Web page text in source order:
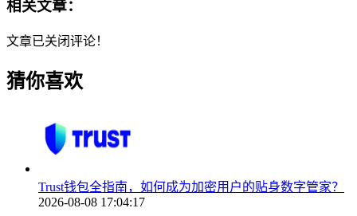
相关文章：
文章已关闭评论！
猜你喜欢
Trust钱包全指南，如何成为加密用户的贴身数字管家？
2026-08-08 17:04:17